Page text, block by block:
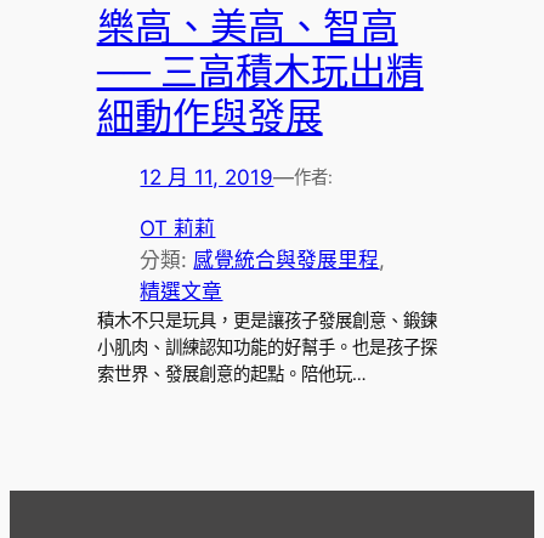
樂高、美高、智高
── 三高積木玩出精
細動作與發展
12 月 11, 2019—作者:
OT 莉莉
分類: 感覺統合與發展里程
精選文章
積木不只是玩具，更是讓孩子發展創意、鍛鍊
小肌肉、訓練認知功能的好幫手。也是孩子探
索世界、發展創意的起點。陪他玩…